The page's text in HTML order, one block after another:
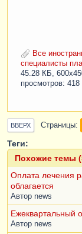
Все
специалисты
45.28 КБ,
просмотров: 418
ВВЕРХ Страницы
Теги:
Похожие темы
Оплата лечения
облагается
Автор news
Ежеквартальный
Автор news